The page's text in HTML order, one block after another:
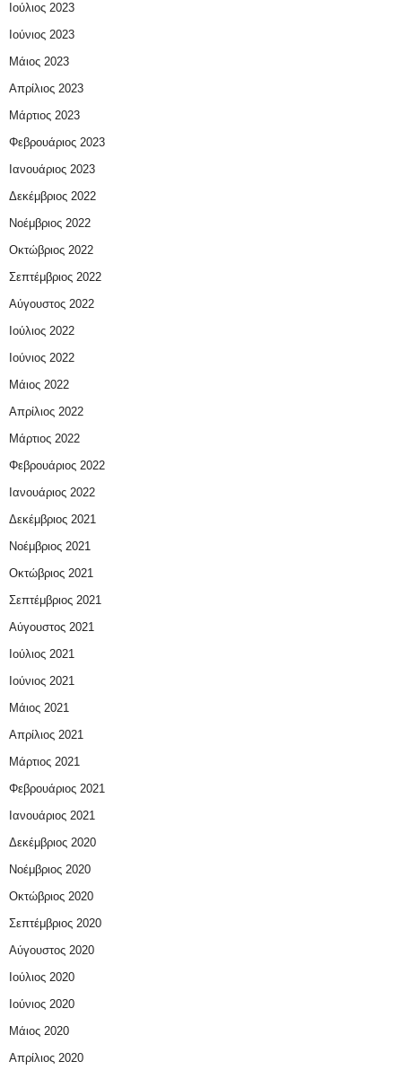
Ιούλιος 2023
Ιούνιος 2023
Μάιος 2023
Απρίλιος 2023
Μάρτιος 2023
Φεβρουάριος 2023
Ιανουάριος 2023
Δεκέμβριος 2022
Νοέμβριος 2022
Οκτώβριος 2022
Σεπτέμβριος 2022
Αύγουστος 2022
Ιούλιος 2022
Ιούνιος 2022
Μάιος 2022
Απρίλιος 2022
Μάρτιος 2022
Φεβρουάριος 2022
Ιανουάριος 2022
Δεκέμβριος 2021
Νοέμβριος 2021
Οκτώβριος 2021
Σεπτέμβριος 2021
Αύγουστος 2021
Ιούλιος 2021
Ιούνιος 2021
Μάιος 2021
Απρίλιος 2021
Μάρτιος 2021
Φεβρουάριος 2021
Ιανουάριος 2021
Δεκέμβριος 2020
Νοέμβριος 2020
Οκτώβριος 2020
Σεπτέμβριος 2020
Αύγουστος 2020
Ιούλιος 2020
Ιούνιος 2020
Μάιος 2020
Απρίλιος 2020